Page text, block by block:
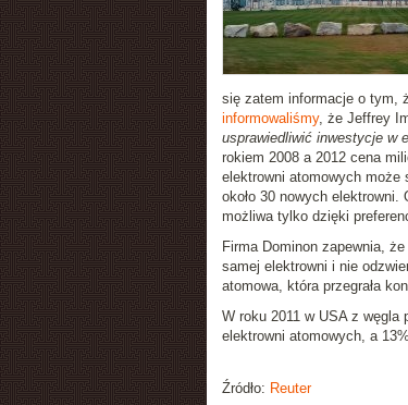
się zatem informacje o tym,
informowaliśmy, że Jeffrey
usprawiedliwić inwestycje w
rokiem 2008 a 2012 cena
elektrowni atomowych może
około 30 nowych
możliwa tylko dzięki
Firma Dominon zapewnia,
samej elektrowni i nie
atomowa, która przegrała
W roku 2011 w USA z węgla
elektrowni atomowych, a
Źródło: Reuter